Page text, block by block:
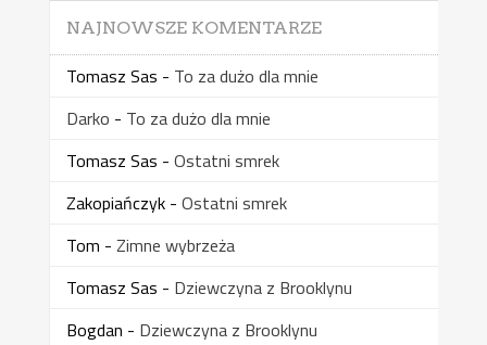
NAJNOWSZE KOMENTARZE
Tomasz Sas - To za dużo dla mnie
Darko - To za dużo dla mnie
Tomasz Sas - Ostatni smrek
Zakopiańczyk- Ostatni smrek
Tom - Zimne wybrzeża
Tomasz Sas - Dziewczyna z Brooklynu
Bogdan - Dziewczyna z Brooklynu